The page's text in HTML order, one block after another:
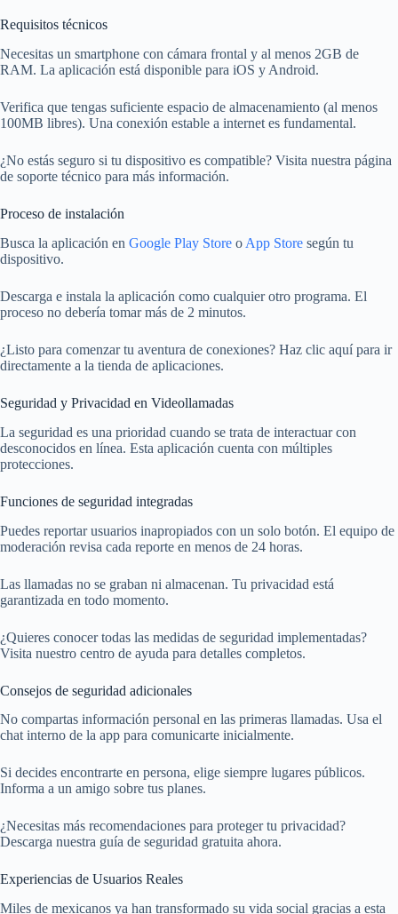
Requisitos técnicos
Necesitas un smartphone con cámara frontal y al menos 2GB de
RAM. La aplicación está disponible para iOS y Android.
Verifica que tengas suficiente espacio de almacenamiento (al menos
100MB libres). Una conexión estable a internet es fundamental.
¿No estás seguro si tu dispositivo es compatible? Visita nuestra página
de soporte técnico para más información.
Proceso de instalación
Busca la aplicación en Google Play Store o App Store según tu
dispositivo.
Descarga e instala la aplicación como cualquier otro programa. El
proceso no debería tomar más de 2 minutos.
¿Listo para comenzar tu aventura de conexiones? Haz clic aquí para ir
directamente a la tienda de aplicaciones.
Seguridad y Privacidad en Videollamadas
La seguridad es una prioridad cuando se trata de interactuar con
desconocidos en línea. Esta aplicación cuenta con múltiples
protecciones.
Funciones de seguridad integradas
Puedes reportar usuarios inapropiados con un solo botón. El equipo de
moderación revisa cada reporte en menos de 24 horas.
Las llamadas no se graban ni almacenan. Tu privacidad está
garantizada en todo momento.
¿Quieres conocer todas las medidas de seguridad implementadas?
Visita nuestro centro de ayuda para detalles completos.
Consejos de seguridad adicionales
No compartas información personal en las primeras llamadas. Usa el
chat interno de la app para comunicarte inicialmente.
Si decides encontrarte en persona, elige siempre lugares públicos.
Informa a un amigo sobre tus planes.
¿Necesitas más recomendaciones para proteger tu privacidad?
Descarga nuestra guía de seguridad gratuita ahora.
Experiencias de Usuarios Reales
Miles de mexicanos ya han transformado su vida social gracias a esta